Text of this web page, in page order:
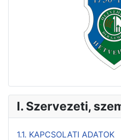
I. Szervezeti,
1.1. KAPCSOLATI ADATOK